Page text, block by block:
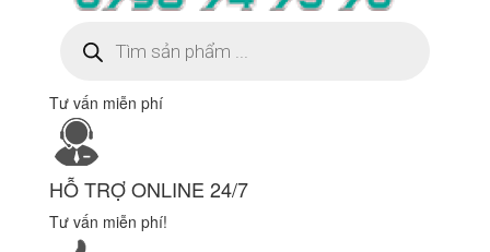
kiếm
sản
Tư vấn miễn phí
HỖ TRỢ ONLINE 24/7
Tư vấn miễn phí!